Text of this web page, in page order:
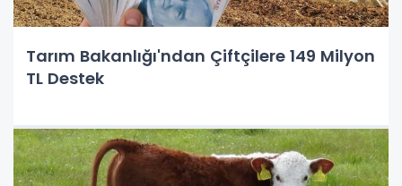
Tarım Bakanlığı'ndan Çiftçilere 149 Milyon
TL Destek